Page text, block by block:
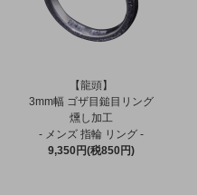
【龍頭】
3mm幅 ゴザ目鎚目リング
燻し加工
- メンズ 指輪 リング -
9,350円(税850円)